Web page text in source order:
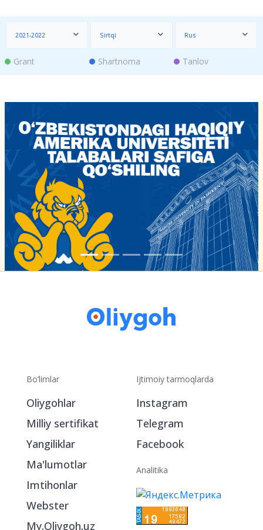
2021-2022 Sirtqi Rus
Grant Shartnoma Tanlov
Bo‘limlar
Oliygohlar
Milliy sertifikat
Yangiliklar
Ma'lumotlar
Imtihonlar
Webster
My.Oliygoh.uz
Ijtimoiy tarmoqlarda
Instagram
Telegram
Facebook
Analitika